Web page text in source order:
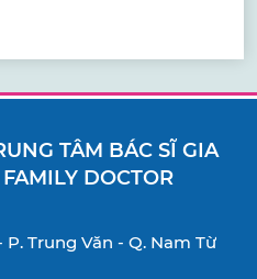
TÂM BÁC SĨ GIA
DOCTOR
Trung Văn - Q. Nam Từ